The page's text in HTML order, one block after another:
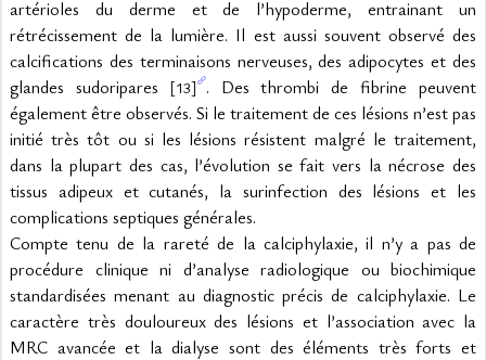
artérioles du derme et de l’hypoderme, entrainant un
rétrécissement de la lumière. Il est aussi souvent observé des
calcifications des terminaisons nerveuses, des adipocytes et des
glandes sudoripares [13] . Des thrombi de fibrine peuvent
également être observés. Si le traitement de ces lésions n’est pas
initié très tôt ou si les lésions résistent malgré le traitement,
dans la plupart des cas, l’évolution se fait vers la nécrose des
tissus adipeux et cutanés, la surinfection des lésions et les
complications septiques générales.
Compte tenu de la rareté de la calciphylaxie, il n’y a pas de
procédure clinique ni d’analyse radiologique ou biochimique
standardisées menant au diagnostic précis de calciphylaxie. Le
caractère très douloureux des lésions et l’association avec la
MRC avancée et la dialyse sont des éléments très forts et